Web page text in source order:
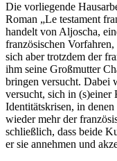
Die vorliegende
Roman „Le testament
handelt von Aljoscha,
französischen
sich aber trotzdem der
ihm seine Großmutter
bringen versucht. Dabei
versucht, sich in (s)einer
Identitätskrisen, in
wieder mehr der
schließlich, dass beide
er sie annehmen und